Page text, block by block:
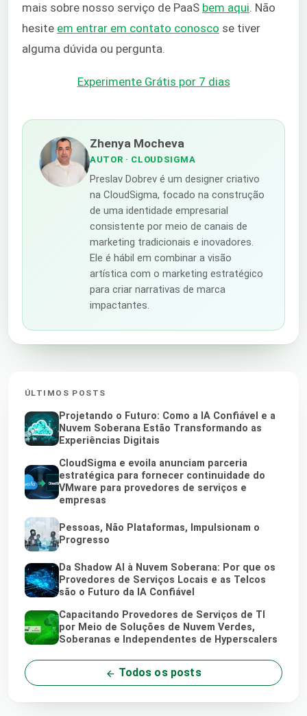
mais sobre nosso serviço de PaaS bem aqui. Não
hesite em entrar em contato conosco se tiver
alguma dúvida ou pergunta.
Experimente Grátis por 7 dias
Zhenya Mocheva
AUTOR · CLOUDSIGMA
Preslav Dobrev é um designer criativo
na CloudSigma, focado na construção
de uma identidade empresarial
consistente por meio de canais de
marketing tradicionais e inovadores.
Ele é hábil em combinar a visão
artística com o marketing estratégico
para criar narrativas de marca
impactantes.
ÚLTIMOS POSTS
Projetando o Futuro: Como a IA Confiável e a
Nuvem Soberana Estão Transformando as
Experiências Digitais
CloudSigma e evoila anunciam parceria
estratégica para fornecer continuidade do
VMware para provedores de serviços e
empresas
Pessoas, Não Plataformas, Impulsionam o
Progresso
Da Shadow AI à Nuvem Soberana: Por que os
Provedores de Serviços Locais e as Telcos
são o Futuro da IA Confiável
Capacitando Provedores de Serviços de TI
por Meio de Soluções de Nuvem Verdes,
Soberanas e Independentes de Hyperscalers
Todos os posts